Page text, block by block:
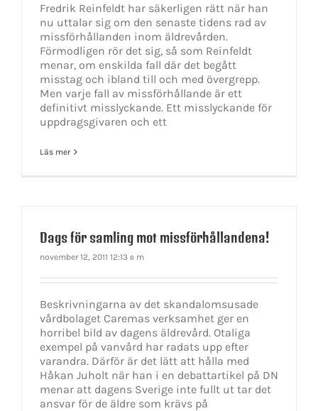
Fredrik Reinfeldt har säkerligen rätt när han
nu uttalar sig om den senaste tidens rad av
missförhållanden inom äldrevården.
Förmodligen rör det sig, så som Reinfeldt
menar, om enskilda fall där det begått
misstag och ibland till och med övergrepp.
Men varje fall av missförhållande är ett
definitivt misslyckande. Ett misslyckande för
uppdragsgivaren och ett
Läs mer
Dags för samling mot missförhållandena!
november 12, 2011 12:13 e m
Beskrivningarna av det skandalomsusade
vårdbolaget Caremas verksamhet ger en
horribel bild av dagens äldrevård. Otaliga
exempel på vanvård har radats upp efter
varandra. Därför är det lätt att hålla med
Håkan Juholt när han i en debattartikel på DN
menar att dagens Sverige inte fullt ut tar det
ansvar för de äldre som krävs på